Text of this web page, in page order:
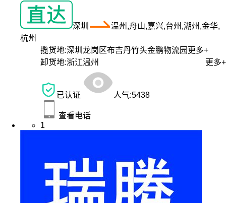
深圳
温州,舟山,嘉兴,台州,湖州,金华,
杭州
揽货地:深圳龙岗区布吉丹竹头金鹏物流园 更多+
卸货地:浙江温州 更多+
已认证 人气:5438
查看电话
1